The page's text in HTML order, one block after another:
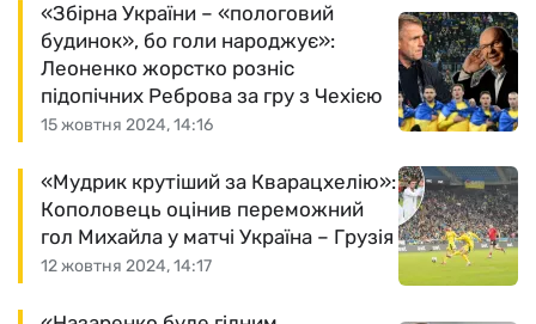
15 жовтня 2024, 14:16
«Збірна України – «пологовий
будинок», бо голи народжує»:
Леоненко жорстко розніс
підопічних Реброва за гру з Чехією
12 жовтня 2024, 14:17
«Мудрик крутіший за Кварацхелію»:
Кополовець оцінив переможний
гол Михайла у матчі Україна – Грузія